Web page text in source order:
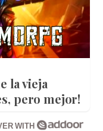
la vieja
pero mejor!
WITH